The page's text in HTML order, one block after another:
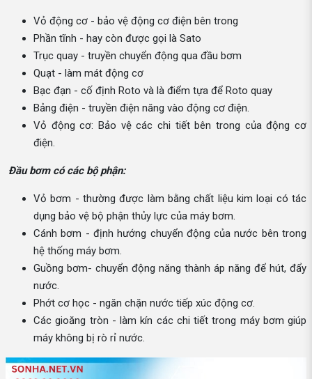
Vỏ động cơ - bảo vệ động cơ điện bên trong
Phần tĩnh - hay còn được gọi là Sato
Trục quay - truyền chuyển động qua đầu bơm
Quạt - làm mát động cơ
Bạc đạn - cố định Roto và là điểm tựa để Roto quay
Bảng điện - truyền điện năng vào động cơ điện.
Vỏ động cơ: Bảo vệ các chi tiết bên trong của động cơ
điện.
Đầu bơm có các bộ phận:
Vỏ bơm - thường được làm bằng chất liệu kim loại có tác
dụng bảo vệ bộ phận thủy lực của máy bơm.
Cánh bơm - định hướng chuyển động của nước bên trong
hệ thống máy bơm.
Guồng bơm- chuyển động năng thành áp năng để hút, đẩy
nước.
Phớt cơ học - ngăn chặn nước tiếp xúc động cơ.
Các gioăng tròn - làm kín các chi tiết trong máy bơm giúp
máy không bị rò rỉ nước.